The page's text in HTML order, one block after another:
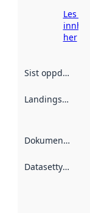
Les
her
Sist oppdatert
Landingsside
Dokumentasjon
Datasettype